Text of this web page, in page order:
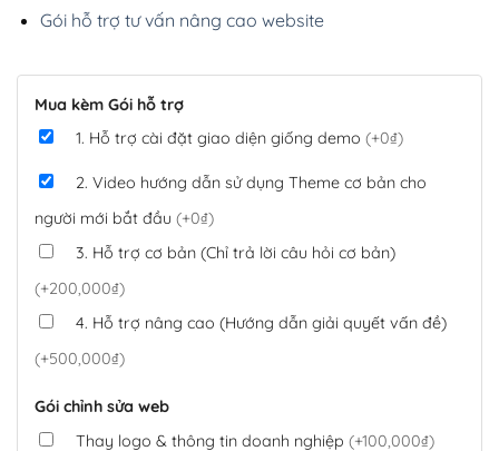
Gói hỗ trợ tư vấn nâng cao website
Mua kèm Gói hỗ trợ
1. Hỗ trợ cài đặt giao diện giống demo (+0₫)
2. Video hướng dẫn sử dụng Theme cơ bản cho
người mới bắt đầu (+0₫)
3. Hỗ trợ cơ bản (Chỉ trả lời câu hỏi cơ bản)
(+200,000₫)
4. Hỗ trợ nâng cao (Hướng dẫn giải quyết vấn đề)
(+500,000₫)
Gói chỉnh sửa web
Thay logo & thông tin doanh nghiệp (+100,000₫)